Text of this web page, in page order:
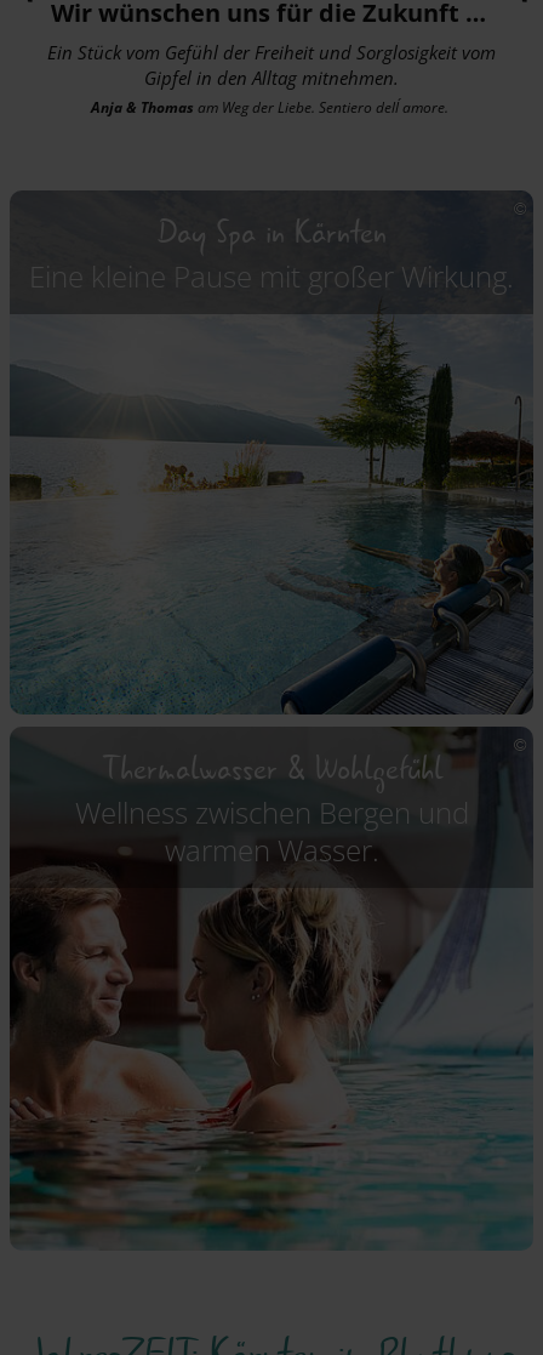
Wir wünschen uns für die Zukunft …
Ein Stück vom Gefühl der Freiheit und Sorglosigkeit vom
Gipfel in den Alltag mitnehmen.
Anja & Thomas am Weg der Liebe. Sentiero dell´ amore.
Day Spa in Kärnten
Eine kleine Pause mit großer Wirkung.
Thermalwasser & Wohlgefühl
Wellness zwischen Bergen und
warmen Wasser.